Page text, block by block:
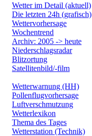
Wetter im Detail (aktuell)
Die letzten 24h (grafisch)
Wettervorhersage
Wochentrend
Archiv: 2005 -> heute
Niederschlagsradar
Blitzortung
Satellitenbild/-film
Wetterwarnung (HH)
Pollenflugvorhersage
Luftverschmutzung
Wetterlexikon
Thema des Tages
Wetterstation (Technik)